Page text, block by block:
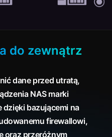
do zewnątrz
dane przed utratą,
NAS marki
dzięki bazującemi na
firewallowi,
oraz przeróżnym